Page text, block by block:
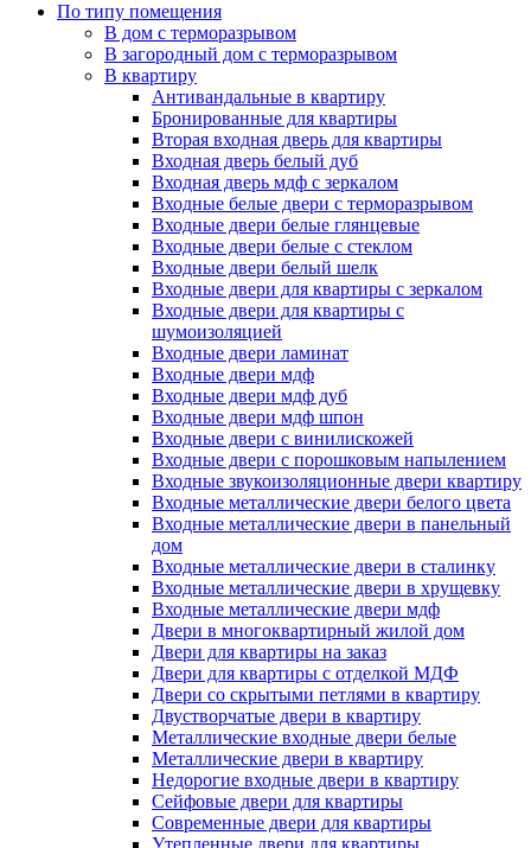
По типу помещения
В дом с терморазрывом
В загородный дом с терморазрывом
В квартиру
Антивандальные в квартиру
Бронированные для квартиры
Вторая входная дверь для квартиры
Входная дверь белый дуб
Входная дверь мдф с зеркалом
Входные белые двери с терморазрывом
Входные двери белые глянцевые
Входные двери белые с стеклом
Входные двери белый шелк
Входные двери для квартиры с зеркалом
Входные двери для квартиры с
шумоизоляцией
Входные двери ламинат
Входные двери мдф
Входные двери мдф дуб
Входные двери мдф шпон
Входные двери с винилискожей
Входные двери с порошковым напылением
Входные звукоизоляционные двери квартиру
Входные металлические двери белого цвета
Входные металлические двери в панельный
дом
Входные металлические двери в сталинку
Входные металлические двери в хрущевку
Входные металлические двери мдф
Двери в многоквартирный жилой дом
Двери для квартиры на заказ
Двери для квартиры с отделкой МДФ
Двери со скрытыми петлями в квартиру
Двустворчатые двери в квартиру
Металлические входные двери белые
Металлические двери в квартиру
Недорогие входные двери в квартиру
Сейфовые двери для квартиры
Современные двери для квартиры
Утепленные двери для квартиры